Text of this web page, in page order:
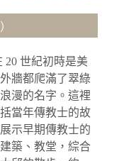
20 世紀初時是美
牆都爬滿了翠綠
漫的名字。這裡
括當年傳教士的故
示早期傳教士的
築、教堂，綜合